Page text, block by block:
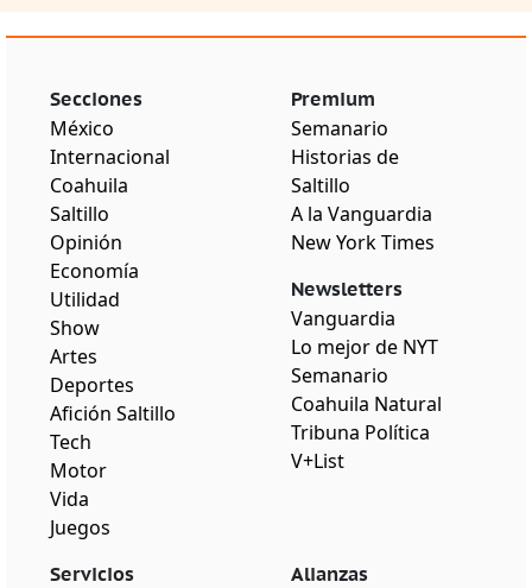
Secciones
México
Internacional
Coahuila
Saltillo
Opinión
Economía
Utilidad
Show
Artes
Deportes
Afición Saltillo
Tech
Motor
Vida
Juegos
Premium
Semanario
Historias de
Saltillo
A la Vanguardia
New York Times
Newsletters
Vanguardia
Lo mejor de NYT
Semanario
Coahuila Natural
Tribuna Política
V+List
Servicios Alianzas